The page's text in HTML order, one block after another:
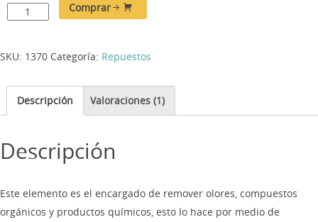
Comprar
SKU: 1370 Categoría: Repuestos
Descripción Valoraciones (1)
Descripción
Este elemento es el encargado de remover olores, compuestos
orgánicos y productos químicos, esto lo hace por medio de